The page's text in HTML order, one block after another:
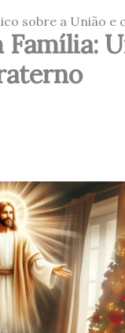
sobre a União
Família: